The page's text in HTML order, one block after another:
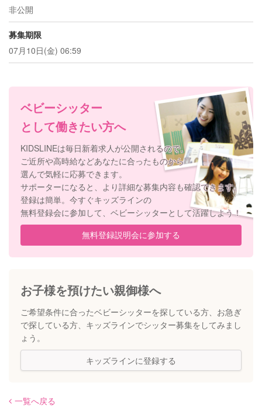
非公開
募集期限
07月10日(金) 06:59
ベビーシッター
として働きたい方へ
KIDSLINEは毎日新着求人が公開されるので、
ご近所や高時給などあなたに合ったものから
選んで気軽に応募できます。
サポーターになると、より詳細な募集内容も確認できます。
登録は簡単。今すぐキッズラインの
無料登録会に参加して、ベビーシッターとして活躍しよう！
無料登録説明会に参加する
お子様を預けたい親御様へ
ご希望条件に合ったベビーシッターを探している方、 お急ぎ
で探している方、キッズラインでシッター募集をしてみまし
ょう。
キッズラインに登録する
一覧へ戻る